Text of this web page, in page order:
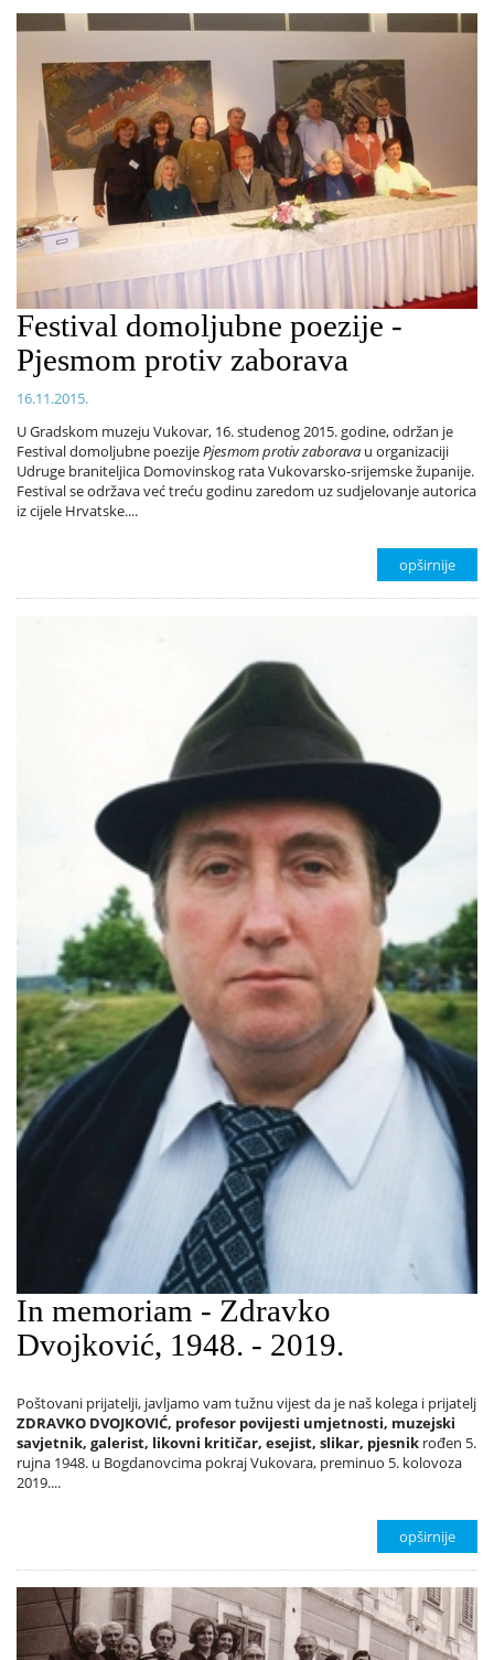
Festival domoljubne poezije -
Pjesmom protiv zaborava
16.11.2015.
U Gradskom muzeju Vukovar, 16. studenog 2015. godine, održan je
Festival domoljubne poezijePjesmom protiv zaborava u organizaciji
Udruge braniteljica Domovinskog rata Vukovarsko-srijemske županije.
Festival se održava već treću godinu zaredom uz sudjelovanje autorica
iz cijele Hrvatske....
opširnije
In memoriam - Zdravko
Dvojković, 1948. - 2019.
Poštovani prijatelji, javljamo vam tužnu vijest da je naš kolega i prijatelj
ZDRAVKO DVOJKOVIĆ, profesor povijesti umjetnosti, muzejski
savjetnik, galerist, likovni kritičar, esejist, slikar, pjesnik rođen 5.
rujna 1948. u Bogdanovcima pokraj Vukovara, preminuo 5. kolovoza
2019....
opširnije